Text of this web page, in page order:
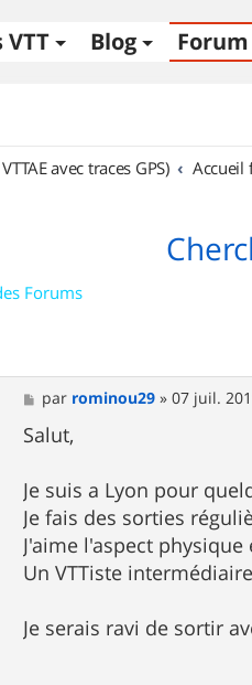
VTT Blog Forum
avec traces GPS)
Accueil
Forums
M
e
s
s
g
e
par rominou29 »07 juil.
Salut,
Je suis a Lyon pour
Je fais des sorties
J'aime l'aspect
Un VTTiste
Je serais ravi de sortir